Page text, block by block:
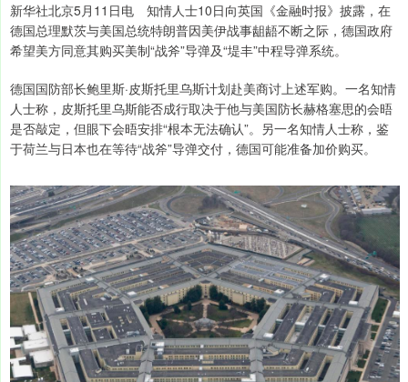
新华社北京5月11日电 知情人士10日向英国《金融时报》披露，在
德国总理默茨与美国总统特朗普因美伊战事龃龉不断之际，德国政府
希望美方同意其购买美制“战斧”导弹及“堤丰”中程导弹系统。
德国国防部长鲍里斯·皮斯托里乌斯计划赴美商讨上述军购。一名知情
人士称，皮斯托里乌斯能否成行取决于他与美国防长赫格塞思的会晤
是否敲定，但眼下会晤安排“根本无法确认”。另一名知情人士称，鉴
于荷兰与日本也在等待“战斧”导弹交付，德国可能准备加价购买。